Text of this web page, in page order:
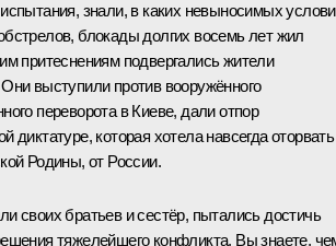
знали, в каких невыносимых
блокады долгих восемь лет жил
притеснениям подвергались жители
выступили против вооружённого
переворота в Киеве, дали отпор
диктатуре, которая хотела навсегда
Родины, от России.
своих братьев и сестёр, пытались достичь
тяжелейшего конфликта. Вы знаете,